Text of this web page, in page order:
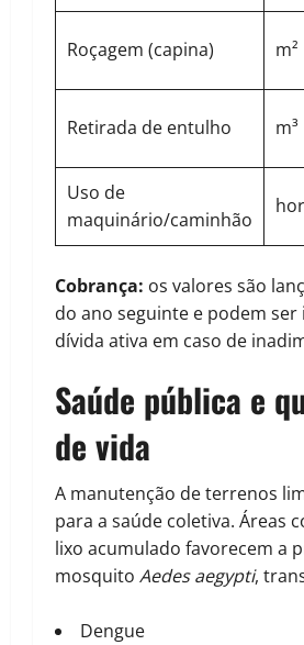
Roçagem (capina) m²
Retirada de entulho m³
Uso de
maquinário/caminhão
Cobrança: os valores são
do ano seguinte e podem
dívida ativa em caso de
Saúde pública e
de vida
A manutenção de terrenos
para a saúde coletiva. Áreas
lixo acumulado favorecem a
mosquito Aedes aegypti,
Dengue